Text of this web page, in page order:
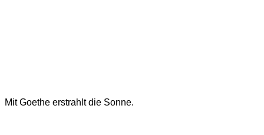
Mit Goethe erstrahlt die Sonne.